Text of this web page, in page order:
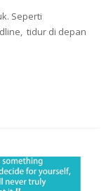
Seperti
tidur di depan